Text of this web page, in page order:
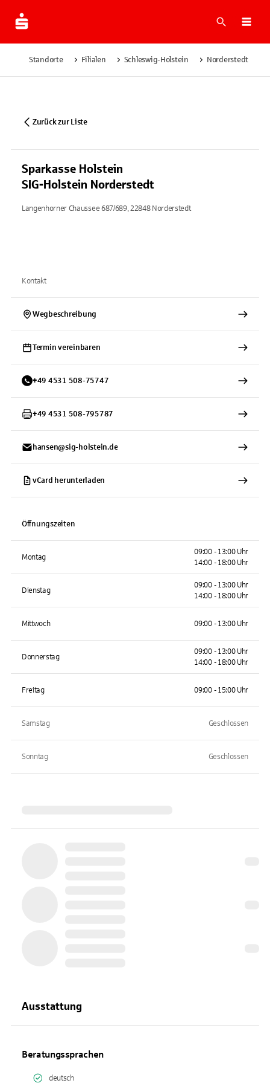
Suche
Standorte Filialen Schleswig-Holstein Norderstedt
Zurück zur Liste
Sparkasse Holstein
SIG-Holstein Norderstedt
Langenhorner Chaussee 687/689, 22848 Norderstedt
Kontakt
Wegbeschreibung
Termin vereinbaren
+49 4531 508-75747
+49 4531 508-795787
hansen@sig-holstein.de
vCard herunterladen
Öffnungszeiten
Montag
09:00 - 13:00 Uhr
14:00 - 18:00 Uhr
Dienstag
09:00 - 13:00 Uhr
14:00 - 18:00 Uhr
Mittwoch 09:00 - 13:00 Uhr
Donnerstag
09:00 - 13:00 Uhr
14:00 - 18:00 Uhr
Freitag 09:00 - 15:00 Uhr
Samstag Geschlossen
Sonntag Geschlossen
Ausstattung
Beratungssprachen
deutsch